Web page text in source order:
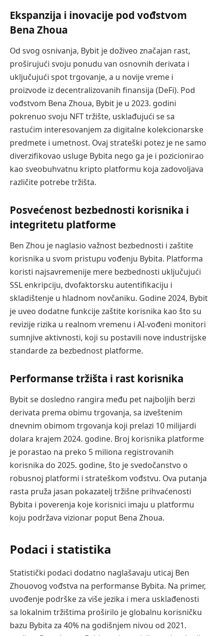
Ekspanzija i inovacije pod vođstvom
Bena Zhoua
Od svog osnivanja, Bybit je doživeo značajan rast,
proširujući svoju ponudu van osnovnih derivata i
uključujući spot trgovanje, a u novije vreme i
proizvode iz decentralizovanih finansija (DeFi). Pod
vođstvom Bena Zhoua, Bybit je u 2023. godini
pokrenuo svoju NFT tržište, usklađujući se sa
rastućim interesovanjem za digitalne kolekcionarske
predmete i umetnost. Ovaj strateški potez je ne samo
diverzifikovao usluge Bybita nego ga je i pozicionirao
kao sveobuhvatnu kripto platformu koja zadovoljava
različite potrebe tržišta.
Posvećenost bezbednosti korisnika i
integritetu platforme
Ben Zhou je naglasio važnost bezbednosti i zaštite
korisnika u svom pristupu vođenju Bybita. Platforma
koristi najsavremenije mere bezbednosti uključujući
SSL enkripciju, dvofaktorsku autentifikaciju i
skladištenje u hladnom novčaniku. Godine 2024, Bybit
je uveo dodatne funkcije zaštite korisnika kao što su
revizije rizika u realnom vremenu i AI-vođeni monitori
sumnjive aktivnosti, koji su postavili nove industrijske
standarde za bezbednost platforme.
Performanse tržišta i rast korisnika
Bybit se dosledno rangira među pet najboljih berzi
derivata prema obimu trgovanja, sa izveštenim
dnevnim obimom trgovanja koji prelazi 10 milijardi
dolara krajem 2024. godine. Broj korisnika platforme
je porastao na preko 5 miliona registrovanih
korisnika do 2025. godine, što je svedočanstvo o
robusnoj platformi i strateškom vođstvu. Ova putanja
rasta pruža jasan pokazatelj tržišne prihvaćenosti
Bybita i poverenja koje korisnici imaju u platformu
koju podržava vizionar poput Bena Zhoua.
Podaci i statistika
Statistički podaci dodatno naglašavaju uticaj Ben
Zhouovog vođstva na performanse Bybita. Na primer,
uvođenje podrške za više jezika i mera usklađenosti
sa lokalnim tržištima proširilo je globalnu korisničku
bazu Bybita za 40% na godišnjem nivou od 2021.